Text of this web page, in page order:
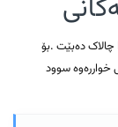
php زمانێکی سکریپتیی گشتییە کە لە سەر LAMP وە LEMP چالاک دەبێت .بۆ
خواررەوە سوود